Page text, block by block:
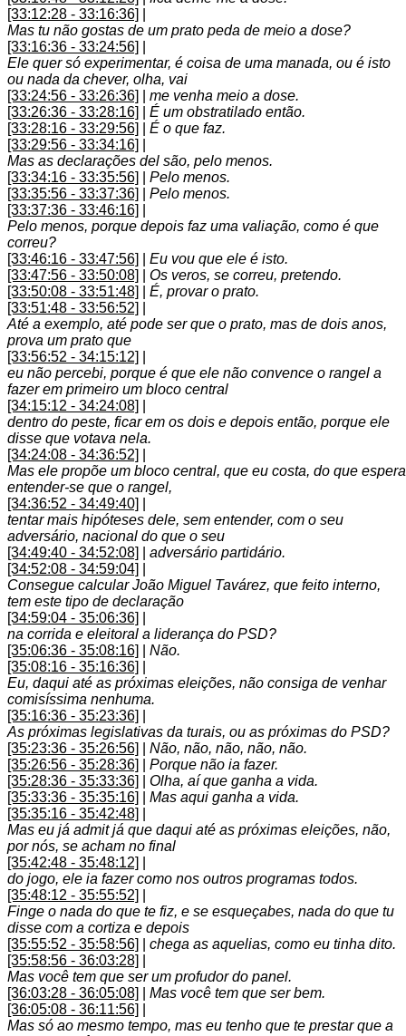
[33:12:28 - 33:16:36]
Mas tu não gostas de um prato peda de meio a dose?
[33:16:36 - 33:24:56]
Ele quer só experimentar, é coisa de uma manada, ou é isto
ou nada da chever, olha, vai
[33:24:56 - 33:26:36]
me venha meio a dose.
[33:26:36 - 33:28:16]
É um obstratilado então.
[33:28:16 - 33:29:56]
É o que faz.
[33:29:56 - 33:34:16]
Mas as declarações del são, pelo menos.
[33:34:16 - 33:35:56]
Pelo menos.
[33:35:56 - 33:37:36]
Pelo menos.
[33:37:36 - 33:46:16]
Pelo menos, porque depois faz uma valiação, como é que
correu?
[33:46:16 - 33:47:56]
Eu vou que ele é isto.
[33:47:56 - 33:50:08]
Os veros, se correu, pretendo.
[33:50:08 - 33:51:48]
É, provar o prato.
[33:51:48 - 33:56:52]
Até a exemplo, até pode ser que o prato, mas de dois anos,
prova um prato que
[33:56:52 - 34:15:12]
eu não percebi, porque é que ele não convence o rangel a
fazer em primeiro um bloco central
[34:15:12 - 34:24:08]
dentro do peste, ficar em os dois e depois então, porque ele
disse que votava nela.
[34:24:08 - 34:36:52]
Mas ele propõe um bloco central, que eu costa, do que espera
entender-se que o rangel,
[34:36:52 - 34:49:40]
tentar mais hipóteses dele, sem entender, com o seu
adversário, nacional do que o seu
[34:49:40 - 34:52:08]
adversário partidário.
[34:52:08 - 34:59:04]
Consegue calcular João Miguel Tavárez, que feito interno,
tem este tipo de declaração
[34:59:04 - 35:06:36]
na corrida e eleitoral a liderança do PSD?
[35:06:36 - 35:08:16]
Não.
[35:08:16 - 35:16:36]
Eu, daqui até as próximas eleições, não consiga de venhar
comisíssima nenhuma.
[35:16:36 - 35:23:36]
As próximas legislativas da turais, ou as próximas do PSD?
[35:23:36 - 35:26:56]
Não, não, não, não, não.
[35:26:56 - 35:28:36]
Porque não ia fazer.
[35:28:36 - 35:33:36]
Olha, aí que ganha a vida.
[35:33:36 - 35:35:16]
Mas aqui ganha a vida.
[35:35:16 - 35:42:48]
Mas eu já admit já que daqui até as próximas eleições, não,
por nós, se acham no final
[35:42:48 - 35:48:12]
do jogo, ele ia fazer como nos outros programas todos.
[35:48:12 - 35:55:52]
Finge o nada do que te fiz, e se esqueçabes, nada do que tu
disse com a cortiza e depois
[35:55:52 - 35:58:56]
chega as aquelias, como eu tinha dito.
[35:58:56 - 36:03:28]
Mas você tem que ser um profudor do panel.
[36:03:28 - 36:05:08]
Mas você tem que ser bem.
[36:05:08 - 36:11:56]
Mas só ao mesmo tempo, mas eu tenho que te prestar que a